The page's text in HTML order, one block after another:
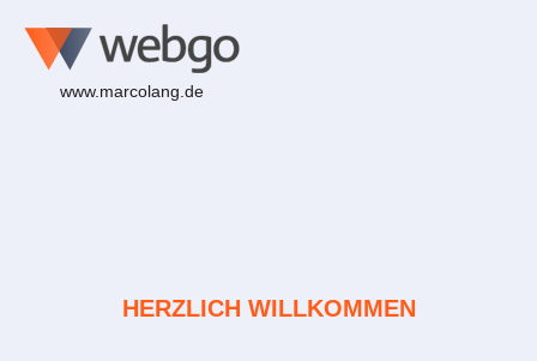
www.marcolang.de
HERZLICH WILLKOMMEN